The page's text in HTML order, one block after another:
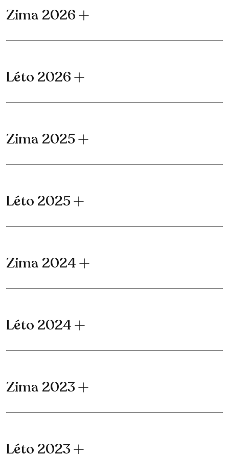
Zima 2026
Léto 2026
Zima 2025
Léto 2025
Zima 2024
Léto 2024
Zima 2023
Léto 2023